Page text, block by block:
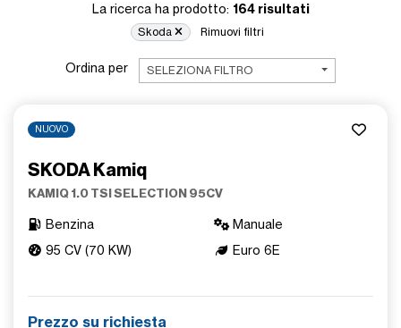
La ricerca ha prodotto: 164 risultati
Skoda Rimuovi filtri
Ordina per SELEZIONA FILTRO
NUOVO
SKODA Kamiq
KAMIQ 1.0 TSI SELECTION 95CV
Benzina
Manuale
95 CV (70 KW)
Euro 6E
Prezzo su richiesta